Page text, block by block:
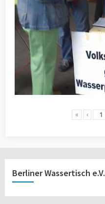
« ‹
Berliner Wassertisch e.V.